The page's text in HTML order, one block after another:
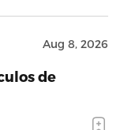
Aug 8, 2026
de